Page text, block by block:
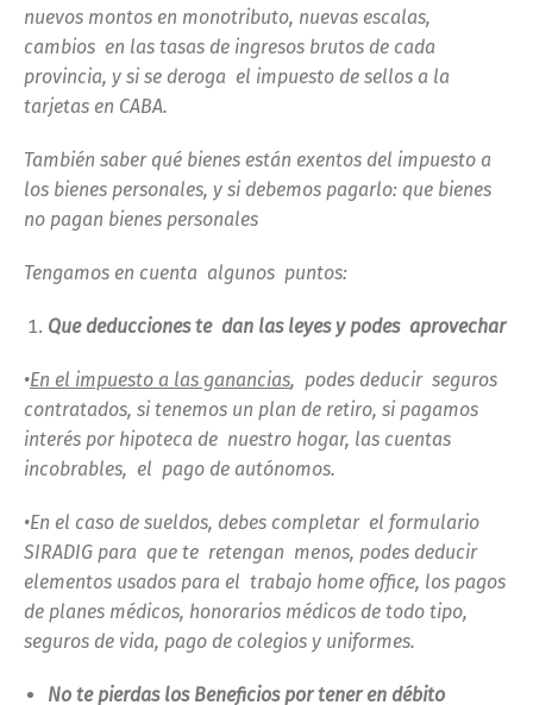
nuevos montos en monotributo, nuevas escalas,
cambios en las tasas de ingresos brutos de cada
provincia, y si se deroga el impuesto de sellos a la
tarjetas en CABA.
También saber qué bienes están exentos del impuesto a
los bienes personales, y si debemos pagarlo: que bienes
no pagan bienes personales
Tengamos en cuenta algunos puntos:
Que deducciones te dan las leyes y podes aprovechar
•En el impuesto a las ganancias, podes deducir seguros
contratados, si tenemos un plan de retiro, si pagamos
interés por hipoteca de nuestro hogar, las cuentas
incobrables, el pago de autónomos.
•En el caso de sueldos, debes completar el formulario
SIRADIG para que te retengan menos, podes deducir
elementos usados para el trabajo home office, los pagos
de planes médicos, honorarios médicos de todo tipo,
seguros de vida, pago de colegios y uniformes.
No te pierdas los Beneficios por tener en débito